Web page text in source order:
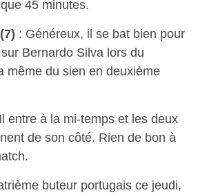
45 minutes.
: Généreux, il se bat bien pour
Bernardo Silva lors du
même du sien en deuxième
entre à la mi-temps et les deux
de son côté. Rien de bon à
buteur portugais ce jeudi,